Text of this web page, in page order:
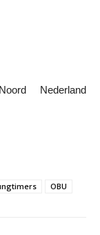
Nederland
OBU